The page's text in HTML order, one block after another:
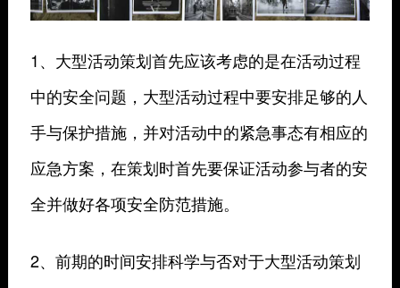
1、大型活动策划首先应该考虑的是在活动过程
中的安全问题，大型活动过程中要安排足够的人
手与保护措施，并对活动中的紧急事态有相应的
应急方案，在策划时首先要保证活动参与者的安
全并做好各项安全防范措施。
2、前期的时间安排科学与否对于大型活动策划